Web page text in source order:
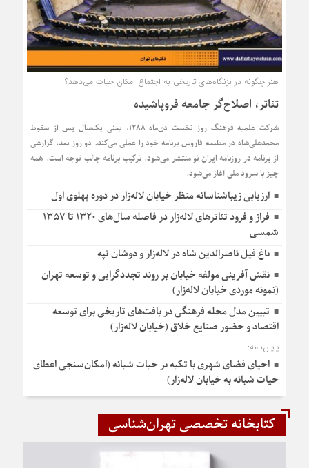
هنر چگونه در بزنگاه‌های تاریخی به اجتماع امکان حیات می‌دهد؟
تئاتر، اصلاح‌گر جامعه فروپاشیده
شرکت علمیه فرهنگ روز نخست دی‌ماه ۱۲۸۸، یعنی یک‌سال پس از سقوط
محمدعلی‌شاه در مطبعه فاروس برنامه خود را عملی می‌کند. دو روز بعد، گزارشی
از برنامه در روزنامه ایران نو منتشر می‌شود. ترکیب برنامه جالب توجه است. همه
چیز با سرود ملی آغاز می‌شود.
ارزیابی زیباشناسانه منظر خیابان لاله‌زار در دوره پهلوی اول
فراز و فرود تئاترهای لاله‌زار در فاصله سال‌های ۱۳۲۰ تا ۱۳۵۷
شمسی
باغ فیل ناصرالدین شاه در لاله‌زار و دوشان تپه
نقش آفرینی مولفه خیابان بر روند تجددگرایی و توسعه تهران
(نمونه موردی خیابان لاله‌زار)
تبیین مدل محله فرهنگی در بافت‌های تاریخی برای توسعه
اقتصاد و حضور صنایع خلاق (خیابان لاله‌زار)
پایان‌نامه:
احیای فضای شهری با تکیه بر حیات شبانه (امکان‌سنجی اعطای
حیات شبانه به خیابان لاله‌زار)
کتابخانه تخصصی تهران‌شناسی